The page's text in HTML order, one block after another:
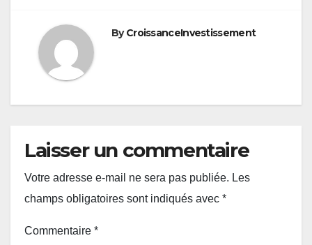
ByCroissanceInvestissement
Laisser un commentaire
Votre adresse e-mail ne sera pas publiée. Les
champs obligatoires sont indiqués avec *
Commentaire *